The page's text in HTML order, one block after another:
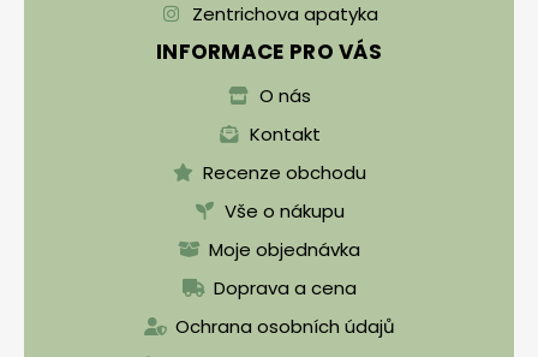
Zentrichova apatyka
INFORMACE PRO VÁS
O nás
Kontakt
Recenze obchodu
Vše o nákupu
Moje objednávka
Doprava a cena
Ochrana osobních údajů